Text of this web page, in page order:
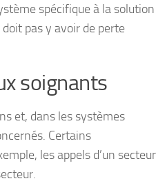
spécifique à la solution
pas y avoir de perte
soignants
et, dans les systèmes
Certains
les appels d’un secteur